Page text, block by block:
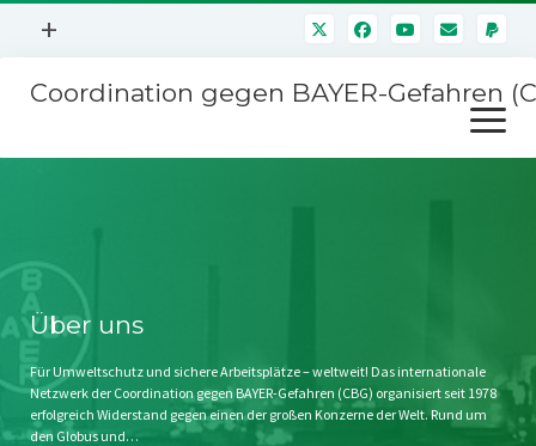
Menü
+
Mitmachen
Kontakt
Impressum
Störfälle
Coordination gegen BAYER-Gefahren
Menü
öffnen
Stichwort BAYER
Jahrestagung
SPENDEN
Über uns
Für Umweltschutz und sichere Arbeitsplätze – weltweit! Das internationale
Netzwerk der Coordination gegen BAYER-Gefahren (CBG) organisiert seit 1978
erfolgreich Widerstand gegen einen der großen Konzerne der Welt. Rund um
den Globus und…